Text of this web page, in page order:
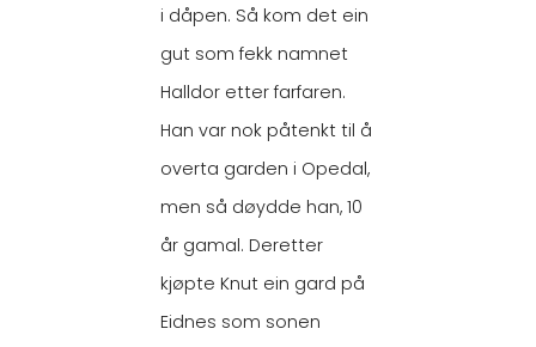
i dåpen. Så kom det ein
gut som fekk namnet
Halldor etter farfaren.
Han var nok påtenkt til å
overta garden i Opedal,
men så døydde han, 10
år gamal. Deretter
kjøpte Knut ein gard på
Eidnes som sonen